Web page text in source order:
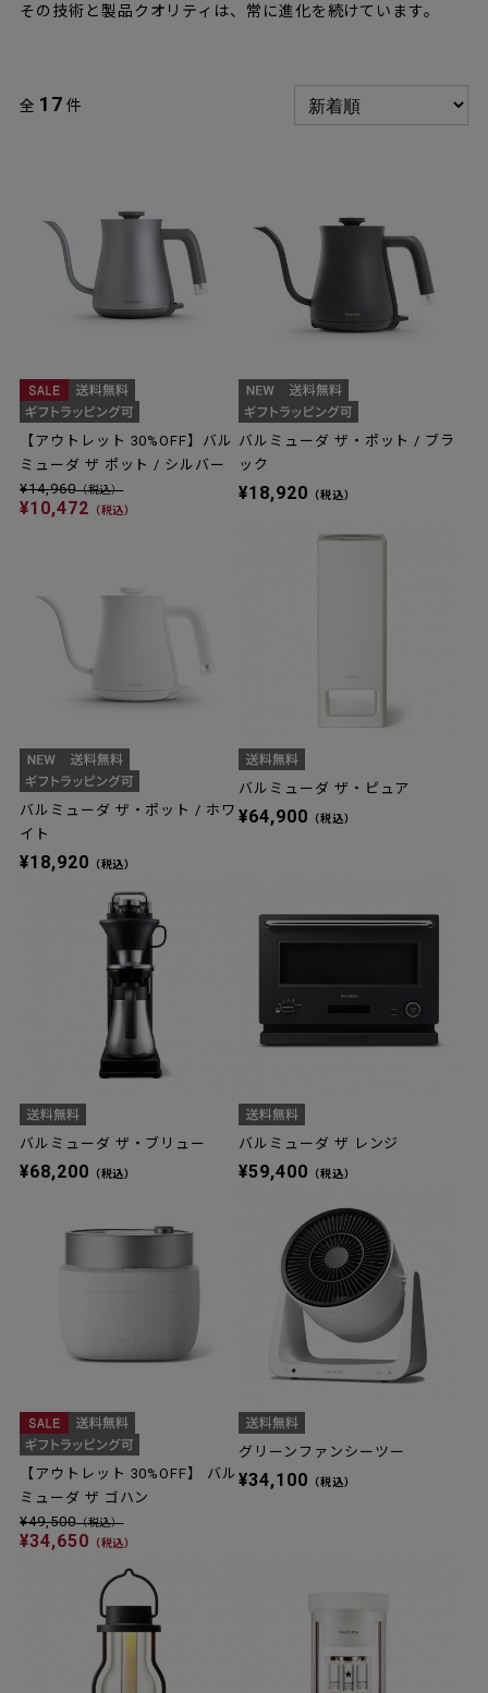
その技術と製品クオリティは、常に進化を続けています。
全 17 件
【アウトレット 30%OFF】バル
ミューダ ザ ポット / シルバー
¥14,960（税込）
¥10,472 （税込）
バルミューダ ザ・ポット / ブラ
ック
¥18,920 （税込）
バルミューダ ザ・ポット / ホワ
イト
¥18,920 （税込）
バルミューダ ザ・ピュア
¥64,900 （税込）
バルミューダ ザ・ブリュー
¥68,200 （税込）
バルミューダ ザ レンジ
¥59,400 （税込）
【アウトレット 30%OFF】 バル
ミューダ ザ ゴハン
¥49,500（税込）
¥34,650 （税込）
グリーンファンシーツー
¥34,100 （税込）